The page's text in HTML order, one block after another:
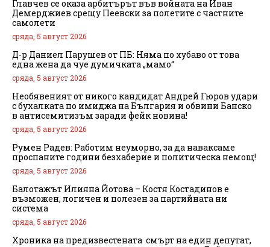
Главчев се оказа арбитърът във войната на Иван
Демерджиев срещу Пеевски за полетите с частните
самолети
сряда, 5 август 2026
Д-р Даниел Парушев от ПБ: Няма по хубаво от това
една жена да чуе думичката „мамо“
сряда, 5 август 2026
Необявеният от никого кандидат Андрей Гюров удари
с бухалката по имиджа на България и обвини Банско
в антисемитизъм заради фейк новина!
сряда, 5 август 2026
Румен Радев: Работим неуморно, за да наваксаме
проспаните години безхаберие и политическа немощ!
сряда, 5 август 2026
Балотажът Илияна Йотова – Костя Костадинов е
възможен, логичен и полезен за партийната ни
система
сряда, 5 август 2026
Хроника на предизвестената смърт на един депутат,